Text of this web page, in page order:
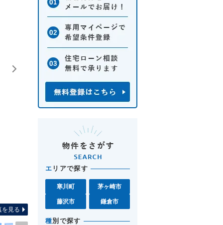
を見る
エ リアで探す
寒川町 茅ヶ崎市
藤沢市 鎌倉市
種別で探す